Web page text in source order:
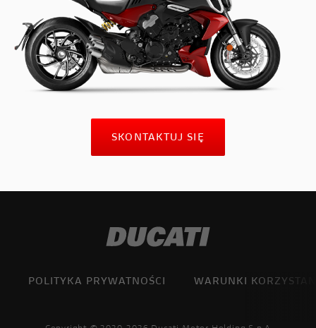
SKONTAKTUJ SIĘ
POLITYKA PRYWATNOŚCI WARUNKI